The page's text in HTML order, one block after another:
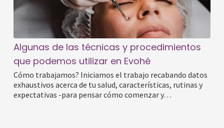
Algunas de las técnicas y procedimientos
que podemos utilizar en Evohé
Cómo trabajamos? Iniciamos el trabajo recabando datos
exhaustivos acerca de tu salud, características, rutinas y
expectativas -para pensar cómo comenzar y…